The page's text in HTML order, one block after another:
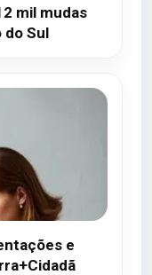
mil mudas
do Sul
e